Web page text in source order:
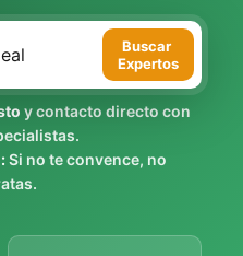
Buscar
Expertos
y contacto directo con
Si no te convence, no